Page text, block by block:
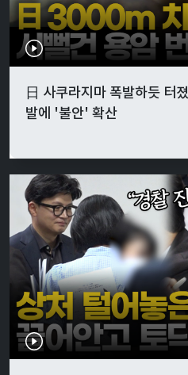
日 사쿠라지마 폭발하듯 터
발에 '불안' 확산